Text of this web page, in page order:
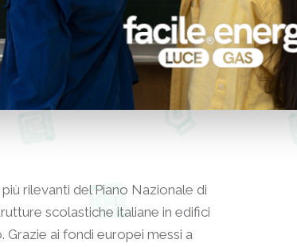
rilevanti del Piano Nazionale di
scolastiche italiane in edifici
ai fondi europei messi a